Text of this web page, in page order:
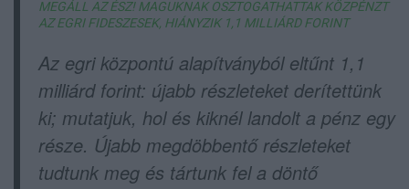
MEGÁLL AZ ÉSZ! MAGUKNAK OSZTOGATHATTAK KÖZPÉNZT
AZ EGRI FIDESZESEK, HIÁNYZIK 1,1 MILLIÁRD FORINT
Az egri központú alapítványból eltűnt 1,1
milliárd forint: újabb részleteket derítettünk
ki; mutatjuk, hol és kiknél landolt a pénz egy
része. Újabb megdöbbentő részleteket
tudtunk meg és tártunk fel a döntő